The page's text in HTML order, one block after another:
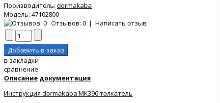
Производитель: dormakaba
Модель: 47102800
Отзывов: 0 | Написать отзыв
в закладки
сравнение
Описание документация
Инструкция dormakaba MK396 толкатель